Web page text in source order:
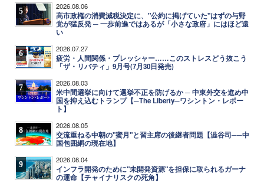
5 2026.08.06
高市政権の消費減税決定に、"公約に掲げていた"はずの与野
党が猛反発 ─ 一歩前進ではあるが「小さな政府」にはほど遠
い
6 2026.07.27
疲労・人間関係・プレッシャー……このストレスどう抜こう
「ザ・リバティ」9月号(7月30日発売)
7 2026.08.03
米中間選挙に向けて選挙不正を防げるか ─ 中東外交を進め中
国を抑え込むトランプ【─The Liberty─ワシントン・レポー
ト】
8 2026.08.05
交流重ねる中朝の"蜜月"と習主席の後継者問題【澁谷司──中
国包囲網の現在地】
9 2026.08.04
インフラ開発のために"未開発資源"を担保に取られるガーナ
の運命【チャイナリスクの死角】